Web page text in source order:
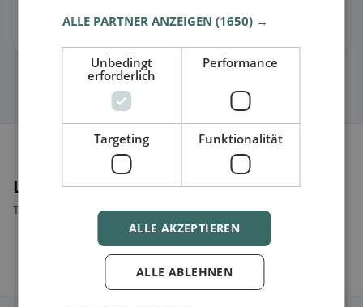
Luoghi nelle vicinanze
Trova il luogo giusto per la tua ricerca di ristoranti.
ALLE PARTNER ANZEIGEN(1650) →
Unbedingt
erforderlich
Performance
Targeting Funktionalität
ALLE AKZEPTIEREN
ALLE ABLEHNEN